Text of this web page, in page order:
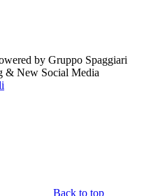
by Gruppo Spaggiari
& New Social Media
Back to top